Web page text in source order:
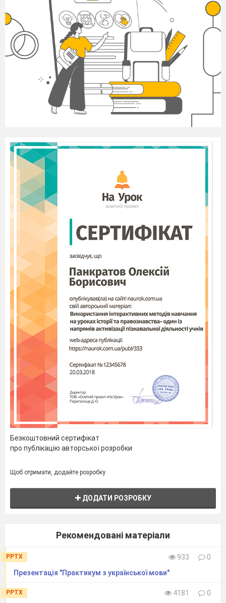
Безкоштовний сертифікат
про публікацію авторської розробки
Щоб отримати, додайте розробку
ДОДАТИ РОЗРОБКУ
Рекомендовані матеріали
PPTX 933
0
Презентація "Практикум з української мови"
PPTX 4181 0